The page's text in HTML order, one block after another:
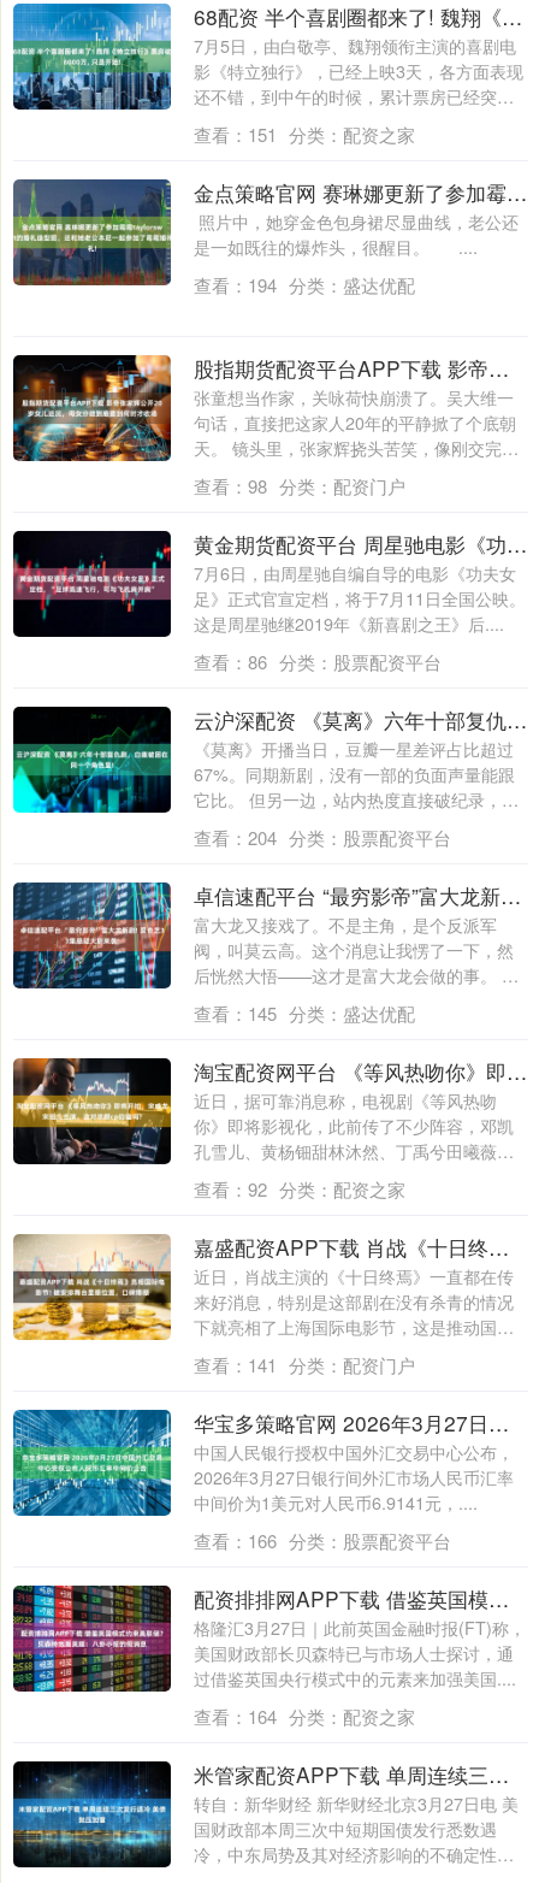
68配资 半个喜剧圈都来了! 魏翔《特立独行》票房破6000万, 只是开始!
7月5日，由白敬亭、魏翔领衔主演的喜剧电
影《特立独行》，已经上映3天，各方面表现
还不错，到中午的时候，累计票房已经突破
6....
查看： 151 分类： 配资之家
金点策略官网 赛琳娜更新了参加霉霉taylorswift的婚礼造型图，还和她老公本尼一起参加了霉霉婚礼!
照片中，她穿金色包身裙尽显曲线，老公还
是一如既往的爆炸头，很醒目。 ....
查看： 194 分类： 盛达优配
股指期货配资平台APP下载 影帝张家辉公开20岁女儿近况，母女分歧到底要到何时才收场
张童想当作家，关咏荷快崩溃了。吴大维一
句话，直接把这家人20年的平静掀了个底朝
天。 镜头里，张家辉挠头苦笑，像刚交完房
租....
查看： 98 分类： 配资门户
黄金期货配资平台 周星驰电影《功夫女足》正式定档，“足球高速飞行，可与飞机肩并肩”
7月6日，由周星驰自编自导的电影《功夫女
足》正式官宣定档，将于7月11日全国公映。
这是周星驰继2019年《新喜剧之王》后....
查看： 86 分类： 股票配资平台
云沪深配资 《莫离》六年十部复仇剧，白鹿被困在同一个角色里!
《莫离》开播当日，豆瓣一星差评占比超过
67%。同期新剧，没有一部的负面声量能跟
它比。 但另一边，站内热度直接破纪录，腾
讯....
查看： 204 分类： 股票配资平台
卓信速配平台 “最穷影帝”富大龙新剧! 爱奇艺33集悬疑大剧来袭!
富大龙又接戏了。不是主角，是个反派军
阀，叫莫云高。这个消息让我愣了一下，然
后恍然大悟——这才是富大龙会做的事。 娱
乐圈有....
查看： 145 分类： 盛达优配
淘宝配资网平台 《等风热吻你》即将开拍，宋威龙宋祖儿主演，这对浓颜cp你磕吗?
近日，据可靠消息称，电视剧《等风热吻
你》即将影视化，此前传了不少阵容，邓凯
孔雪儿、黄杨钿甜林沐然、丁禹兮田曦薇、
孟子义魏....
查看： 92 分类： 配资之家
嘉盛配资APP下载 肖战《十日终焉》亮相国际电影节! 被安排舞台显眼位置，口碑爆棚
近日，肖战主演的《十日终焉》一直都在传
来好消息，特别是这部剧在没有杀青的情况
下就亮相了上海国际电影节，这是推动国产
剧走向....
查看： 141 分类： 配资门户
华宝多策略官网 2026年3月27日中国外汇交易中心受权公布人民币汇率中间价公告
中国人民银行授权中国外汇交易中心公布，
2026年3月27日银行间外汇市场人民币汇率
中间价为1美元对人民币6.9141元，....
查看： 166 分类： 股票配资平台
配资排排网APP下载 借鉴英国模式约束美联储？贝森特炮轰英媒：八卦小报的假消息
格隆汇3月27日｜此前英国金融时报(FT)称，
美国财政部长贝森特已与市场人士探讨，通
过借鉴英国央行模式中的元素来加强美国....
查看： 164 分类： 配资之家
米管家配资APP下载 单周连续三次发行遇冷 美债抛压加重
转自：新华财经 新华财经北京3月27日电 美
国财政部本周三次中短期国债发行悉数遇
冷，中东局势及其对经济影响的不确定性迫